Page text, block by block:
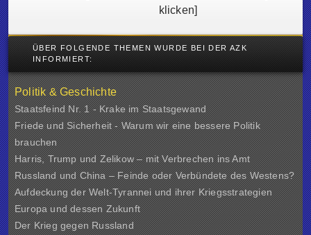
klicken]
ÜBER FOLGENDE THEMEN WURDE BEI DER AZK
INFORMIERT:
Politik & Geschichte
Staatsfeind Nr. 1 - Krake im Staatsgewand
Friede und Sicherheit - Warum wir eine bessere Politik
brauchen
Harris, Trump und Zelikow – mit Verbrechen ins Amt
Russland und China – Feinde oder Verbündete des Westens?
Aufdeckung der Welt-Tyrannei und ihrer Kriegsstrategien
Europa und dessen Zukunft
Der Krieg gegen Russland